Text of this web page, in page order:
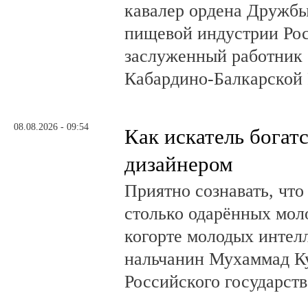
кавалер ордена
пищевой индустрии
заслуженный работник
Кабардино-
08.08.2026 - 09:54
Как искатель
дизайнером
Приятно сознавать,
столько одарённых
когорте молодых
нальчанин Мухаммад
Российского